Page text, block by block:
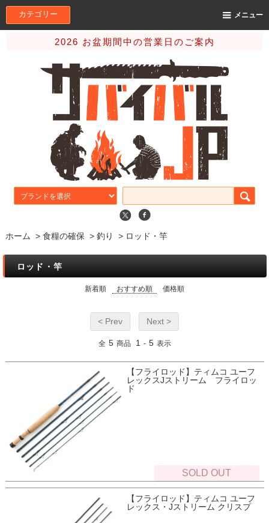
カテゴリー メニュー
2026 お盆期間中の営業日のご案内
ホーム > 食糧の確保 > 釣り > ロッド・竿
ロッド・竿
新着順 おすすめ順 価格順
< Prev Next >
全 5 商品 1 - 5 表示
【フライロッド】ティムコ ユーフ
レックスJストリーム フライロッ
ド
SOLD OUT
【フライロッド】ティムコ ユーフ
レックス・Jストリーム クリスプ